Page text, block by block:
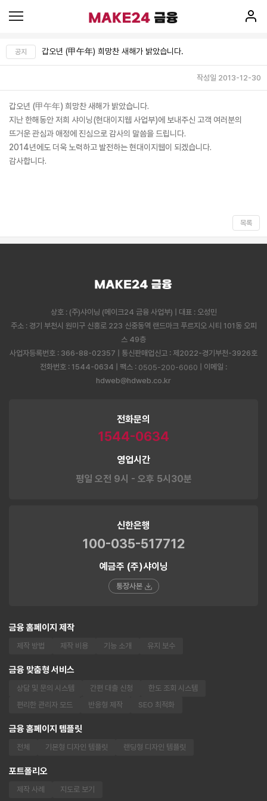
공지 갑오년 (甲午年) 희망찬 새해가 밝았습니다.
작성일 2013-12-30
갑오년 (甲午年) 희망찬 새해가 밝았습니다.
지난 한해동안 저희 샤이닝(현대이지웹 사업부)에 보내주신 고객 여러분의
뜨거운 관심과 애정에 진심으로 감사의 말씀을 드립니다.
2014년에도 더욱 노력하고 발전하는 현대이지웹이 되겠습니다.
감사합니다.
목록
상호 : (주)샤이닝 (메이크24 금융 사업부) | 대표 : 오성민
주소 : 경기 부천시 원미구 신흥로 223 신중동역 랜드마크 푸르지오 시티 101동 오피
스 49층
사업자등록번호 : 366-88-02357 | 통신판매업신고 : 제2022-경기부천-3926호
전화번호 : 1544-0634 | 팩스 : 0505-200-6060 | 이메일 :
hdweb@hdweb.co.kr
전화문의
1544-0634
영업시간
평일 오전 9시 - 오후 5시30분
신한은행
100-035-517712
예금주 (주)샤이닝
통장사본
금융 홈페이지 제작
제작 방법 제작 비용 기능 소개 유지 보수
금융 맞춤형 서비스
상담 및 문의 시스템 간편 대출 신청
한도 조회 시스템
편리한 관리자 모드
반응형 제작 SEO 최적화
금융 홈페이지 템플릿
전체 기본형 디자인 템플릿 랜딩형 디자인 템플릿
포트폴리오
제작 사례 지도로 보기